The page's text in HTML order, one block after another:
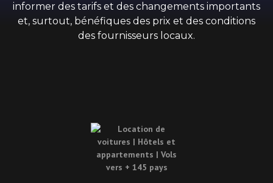
informer des tarifs et des changements importants
et, surtout, bénéfiques des prix et des conditions
des fournisseurs locaux.